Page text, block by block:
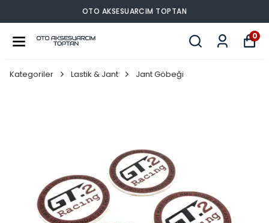
OTO AKSESUARCIM TOPTAN
0
Kategoriler Lastik & Jant Jant Göbeği